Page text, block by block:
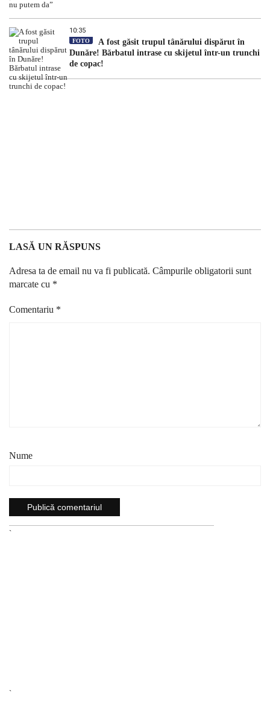
10:35
FOTO
A fost găsit trupul tânărului dispărut în
Dunăre! Bărbatul intrase cu skijetul într-un trunchi
de copac!
LASĂ UN RĂSPUNS
Adresa ta de email nu va fi publicată. Câmpurile obligatorii sunt
marcate cu *
Comentariu *
Nume
`
`